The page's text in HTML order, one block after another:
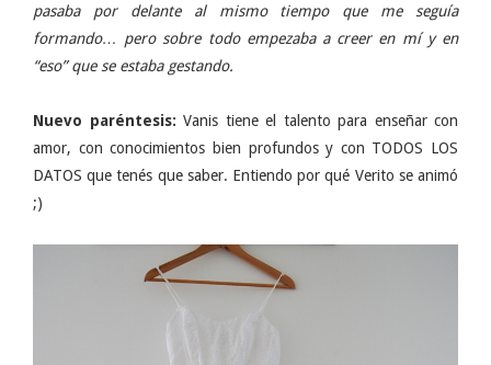
pasaba por delante al mismo tiempo que me seguía
formando… pero sobre todo empezaba a creer en mí y en
“eso” que se estaba gestando.
Nuevo paréntesis: Vanis tiene el talento para enseñar con
amor, con conocimientos bien profundos y con TODOS LOS
DATOS que tenés que saber. Entiendo por qué Verito se animó
;)